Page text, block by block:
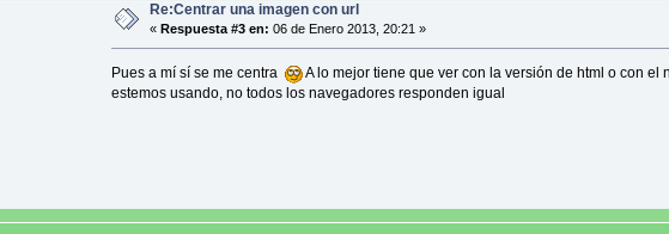
Re:Centrar una imagen con url
« Respuesta #3 en: 06 de Enero 2013, 20:21 »
Pues a mí sí se me centra
A lo mejor tiene que ver con la versión de html o con el
estemos usando, no todos los navegadores responden igual